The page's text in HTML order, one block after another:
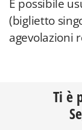
È possibile
(biglietto
agevolazioni
Ti è